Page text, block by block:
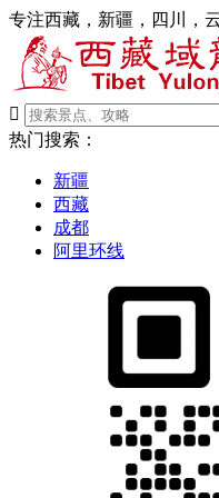
专注西藏，新疆，四川，

热门搜索：
新疆
西藏
成都
阿里环线